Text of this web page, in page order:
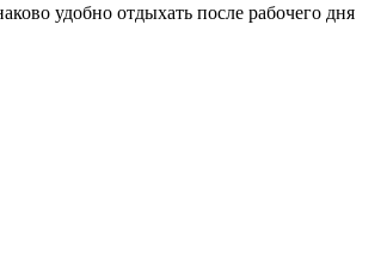
удобно отдыхать после рабочего дня